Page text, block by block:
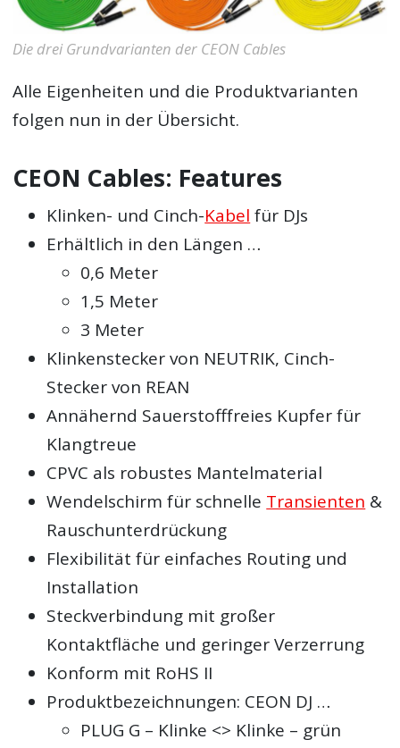
Die drei Grundvarianten der CEON Cables
Alle Eigenheiten und die Produktvarianten
folgen nun in der Übersicht.
CEON Cables: Features
Klinken- und Cinch-Kabel für DJs
Erhältlich in den Längen …
0,6 Meter
1,5 Meter
3 Meter
Klinkenstecker von NEUTRIK, Cinch-
Stecker von REAN
Annähernd Sauerstofffreies Kupfer für
Klangtreue
CPVC als robustes Mantelmaterial
Wendelschirm für schnelle Transienten &
Rauschunterdrückung
Flexibilität für einfaches Routing und
Installation
Steckverbindung mit großer
Kontaktfläche und geringer Verzerrung
Konform mit RoHS II
Produktbezeichnungen: CEON DJ …
PLUG G – Klinke <> Klinke – grün